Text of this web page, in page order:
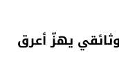
يهزّ أعرق